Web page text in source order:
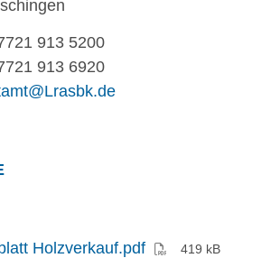
913 5200
913 6920
Holzverkauf.pdf(PDF)419 kB